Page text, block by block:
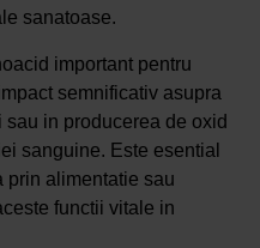
sanatoase.
important pentru
semnificativ asupra
in producerea de oxid
sanguine. Este esential
prin alimentatie sau
functii vitale in